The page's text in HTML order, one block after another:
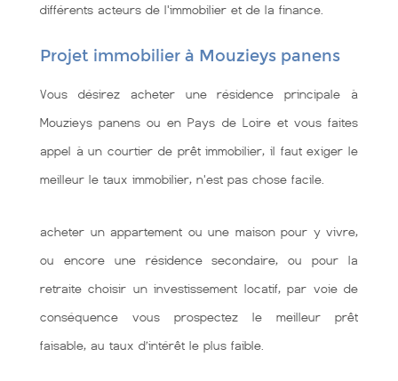
différents acteurs de l'immobilier et de la finance.
Projet immobilier à Mouzieys panens
Vous désirez acheter une résidence principale à
Mouzieys panens ou en Pays de Loire et vous faites
appel à un courtier de prêt immobilier, il faut exiger le
meilleur le taux immobilier, n'est pas chose facile.
acheter un appartement ou une maison pour y vivre,
ou encore une résidence secondaire, ou pour la
retraite choisir un investissement locatif, par voie de
conséquence vous prospectez le meilleur prêt
faisable, au taux d’intérêt le plus faible.